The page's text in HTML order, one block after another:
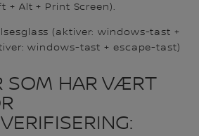
+ Alt + Print Screen).
(aktiver: windows-tast +
windows-tast + escape-tast)
SOM HAR VÆRT